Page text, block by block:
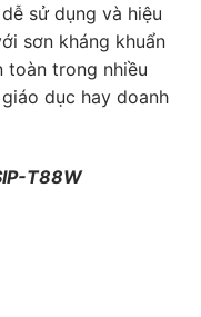
sử dụng và hiệu
sơn kháng khuẩn
toàn trong nhiều
dục hay doanh
T88W